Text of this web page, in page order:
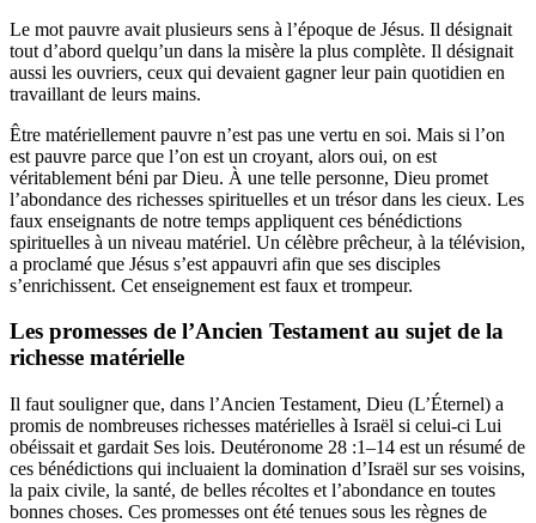
Le mot pauvre avait plusieurs sens à l’époque de Jésus. Il désignait
tout d’abord quelqu’un dans la misère la plus complète. Il désignait
aussi les ouvriers, ceux qui devaient gagner leur pain quotidien en
travaillant de leurs mains.
Être matériellement pauvre n’est pas une vertu en soi. Mais si l’on
est pauvre parce que l’on est un croyant, alors oui, on est
véritablement béni par Dieu. À une telle personne, Dieu promet
l’abondance des richesses spirituelles et un trésor dans les cieux. Les
faux enseignants de notre temps appliquent ces bénédictions
spirituelles à un niveau matériel. Un célèbre prêcheur, à la télévision,
a proclamé que Jésus s’est appauvri afin que ses disciples
s’enrichissent. Cet enseignement est faux et trompeur.
Les promesses de l’Ancien Testament au sujet de la
richesse matérielle
Il faut souligner que, dans l’Ancien Testament, Dieu (L’Éternel) a
promis de nombreuses richesses matérielles à Israël si celui-ci Lui
obéissait et gardait Ses lois. Deutéronome 28 :1–14 est un résumé de
ces bénédictions qui incluaient la domination d’Israël sur ses voisins,
la paix civile, la santé, de belles récoltes et l’abondance en toutes
bonnes choses. Ces promesses ont été tenues sous les règnes de